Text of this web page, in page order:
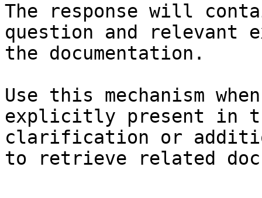
The response will
question and relevant
the documentation.
Use this mechanism
explicitly present in
clarification or